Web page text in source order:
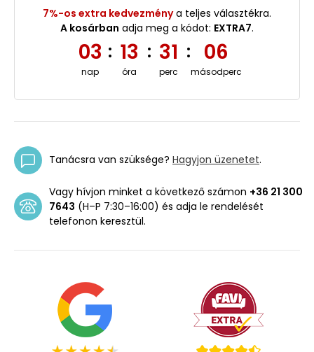
7%-os extra kedvezménya teljes választékra.
A kosárban adja meg a kódot: EXTRA7.
03
nap
: 13
óra
: 31
perc
: 06
másodperc
Tanácsra van szüksége? Hagyjon üzenetet.
Vagy hívjon minket a következő számon +36 21 300
7643 (H–P 7:30–16:00) és adja le rendelését
telefonon keresztül.